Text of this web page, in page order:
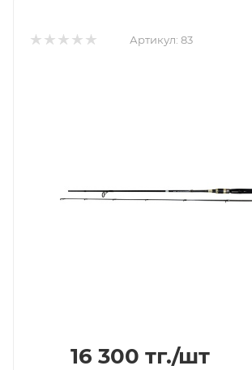
Артикул: 83
16 300 тг./шт